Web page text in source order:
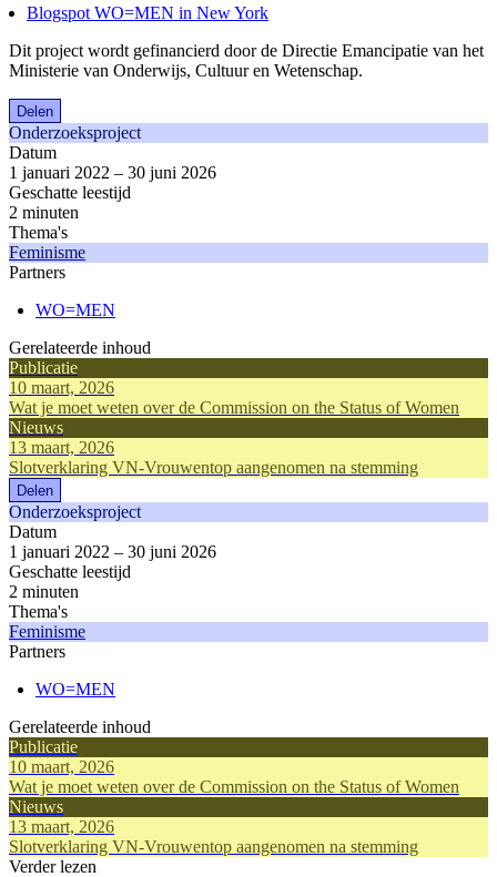
Blogspot WO=MEN in New York
Dit project wordt gefinancierd door de Directie Emancipatie van het
Ministerie van Onderwijs, Cultuur en Wetenschap.
Delen
Onderzoeksproject
Datum
1 januari 2022 – 30 juni 2026
Geschatte leestijd
2 minuten
Thema's
Feminisme
Partners
WO=MEN
Gerelateerde inhoud
Publicatie
10 maart, 2026
Wat je moet weten over de Commission on the Status of Women
Nieuws
13 maart, 2026
Slotverklaring VN-Vrouwentop aangenomen na stemming
Delen
Onderzoeksproject
Datum
1 januari 2022 – 30 juni 2026
Geschatte leestijd
2 minuten
Thema's
Feminisme
Partners
WO=MEN
Gerelateerde inhoud
Publicatie
10 maart, 2026
Wat je moet weten over de Commission on the Status of Women
Nieuws
13 maart, 2026
Slotverklaring VN-Vrouwentop aangenomen na stemming
Verder lezen